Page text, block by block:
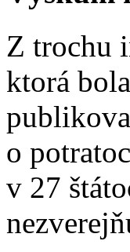
Z trochu
ktorá
o
v 27